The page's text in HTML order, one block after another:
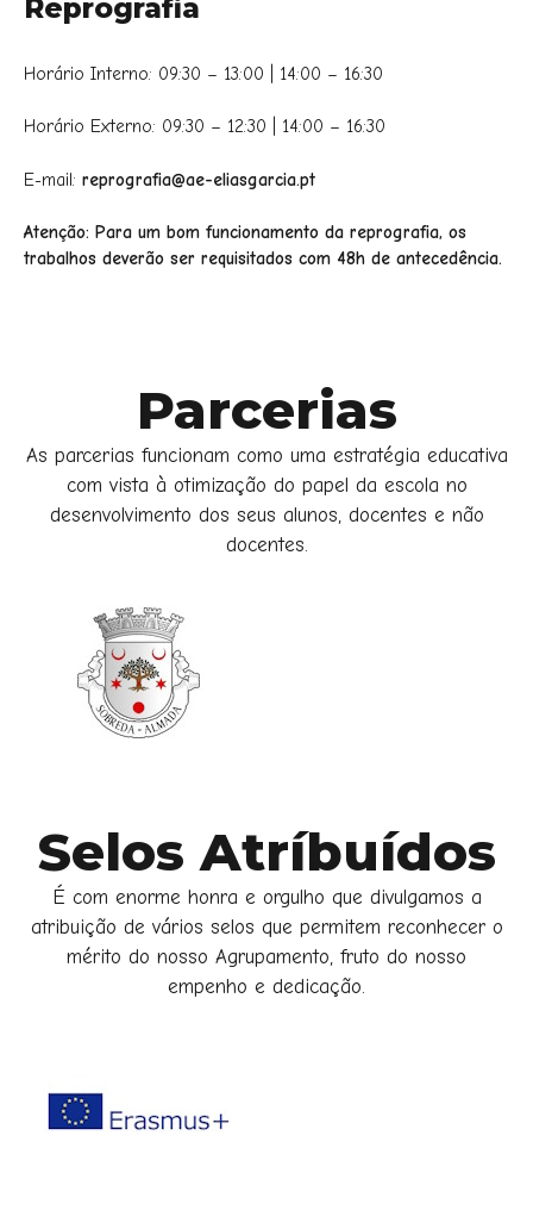
Reprografia
Horário Interno: 09:30 – 13:00 | 14:00 – 16:30
Horário Externo: 09:30 – 12:30 | 14:00 – 16:30
E-mail: reprografia@ae-eliasgarcia.pt
Atenção: Para um bom funcionamento da reprografia, os
trabalhos deverão ser requisitados com 48h de antecedência.
Parcerias
As parcerias funcionam como uma estratégia educativa
com vista à otimização do papel da escola no
desenvolvimento dos seus alunos, docentes e não
docentes.
Selos Atríbuídos
É com enorme honra e orgulho que divulgamos a
atribuição de vários selos que permitem reconhecer o
mérito do nosso Agrupamento, fruto do nosso
empenho e dedicação.